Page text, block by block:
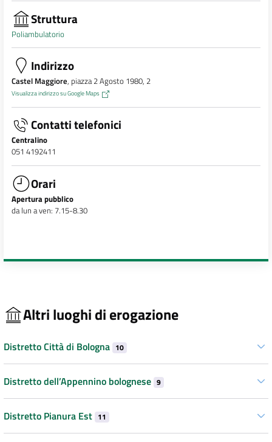
Struttura
Poliambulatorio
Indirizzo
Castel Maggiore, piazza 2 Agosto 1980, 2
Visualizza indirizzo su Google Maps
Contatti telefonici
Centralino
051 4192411
Orari
Apertura pubblico
da lun a ven: 7.15-8.30
Altri luoghi di erogazione
Distretto Città di Bologna 10
Distretto dell’Appennino bolognese 9
Distretto Pianura Est 11